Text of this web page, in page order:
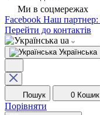
Ми в соцмережах
Facebook Наш партнер:
Перейти до контактів
ua
Українська
Пошук 0 Кошик
Порівняти